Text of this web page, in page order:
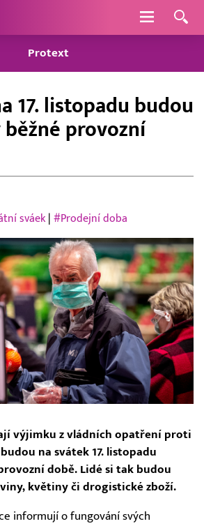
Navigace
Protext
17. listopadu budou
provozní
sváek| #Prodejní doba
výjimku z vládních opatření proti
na svátek 17. listopadu
době. Lidé si tak budou
květiny či drogistické zboží.
informují o fungování svých